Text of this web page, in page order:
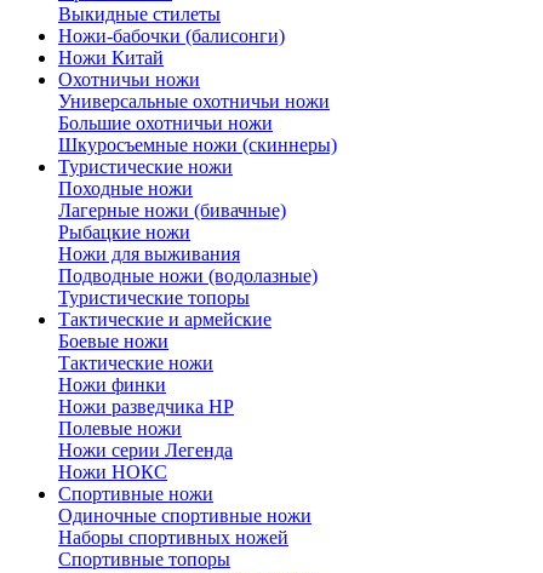
Выкидные стилеты
Ножи-бабочки (балисонги)
Ножи Китай
Охотничьи ножи
Универсальные охотничьи ножи
Большие охотничьи ножи
Шкуросъемные ножи (скиннеры)
Туристические ножи
Походные ножи
Лагерные ножи (бивачные)
Рыбацкие ножи
Ножи для выживания
Подводные ножи (водолазные)
Туристические топоры
Тактические и армейские
Боевые ножи
Тактические ножи
Ножи финки
Ножи разведчика НР
Полевые ножи
Ножи серии Легенда
Ножи НОКС
Спортивные ножи
Одиночные спортивные ножи
Наборы спортивных ножей
Спортивные топоры